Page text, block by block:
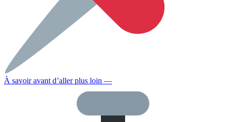
À savoir avant d’aller plus loin —